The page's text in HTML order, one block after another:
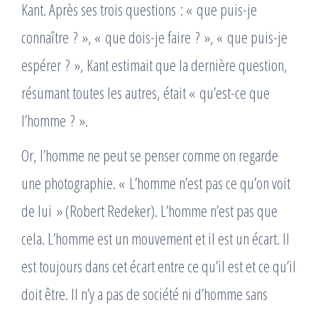
Kant. Après ses trois questions : « que puis-je
connaître ? », « que dois-je faire ? », « que puis-je
espérer ? », Kant estimait que la dernière question,
résumant toutes les autres, était « qu’est-ce que
l’homme ? ».
Or, l’homme ne peut se penser comme on regarde
une photographie. « L’homme n’est pas ce qu’on voit
de lui » (Robert Redeker). L’homme n’est pas que
cela. L’homme est un mouvement et il est un écart. Il
est toujours dans cet écart entre ce qu’il est et ce qu’il
doit être. Il n’y a pas de société ni d’homme sans